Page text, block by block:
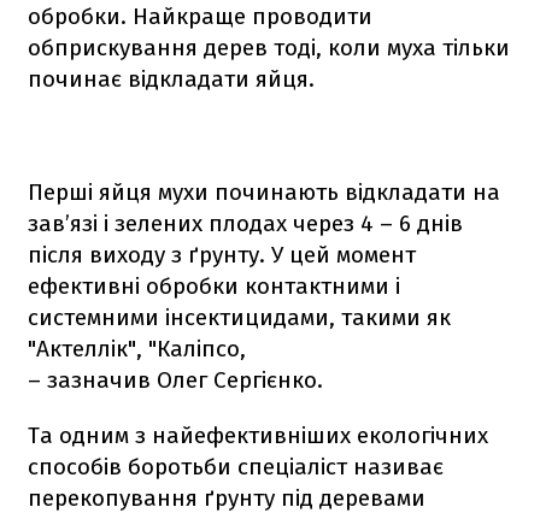
обробки. Найкраще проводити
обприскування дерев тоді, коли муха тільки
починає відкладати яйця.
Перші яйця мухи починають відкладати на
зав’язі і зелених плодах через 4 – 6 днів
після виходу з ґрунту. У цей момент
ефективні обробки контактними і
системними інсектицидами, такими як
"Актеллік", "Каліпсо,
– зазначив Олег Сергієнко.
Та одним з найефективніших екологічних
способів боротьби спеціаліст називає
перекопування ґрунту під деревами